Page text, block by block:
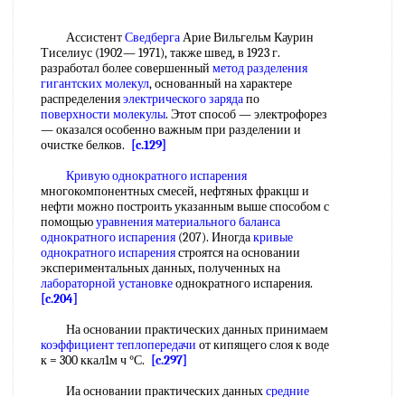
АссистентСведбергаАрие Вильгельм Каурин
Тиселиус (1902— 1971), также швед, в 1923 г.
разработал более совершенный метод разделения
гигантских молекул, основанный на характере
распределенияэлектрического зарядапо
поверхности молекулы. Этот способ — электрофорез
— оказался особенно важным при разделении и
очистке белков.
[c.129]
Кривую однократного испарения
многокомпонентных смесей, нефтяных фракцш и
нефти можно построить указанным выше способом с
помощьюуравнения материального баланса
однократного испарения (207). Иногдакривые
однократного испарениястроятся на основании
экспериментальных данных, полученных на
лабораторной установкеоднократного испарения.
[c.204]
На основании практических данных принимаем
коэффициент теплопередачи от кипящего слоя к воде
к = 300 ккал1м ч °С.
[c.297]
Иа основании практических данныхсредние